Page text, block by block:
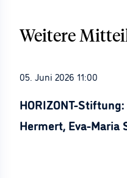
Weitere
05. Juni 2026 11:00
HORIZONT-
Hermert, Eva-Maria